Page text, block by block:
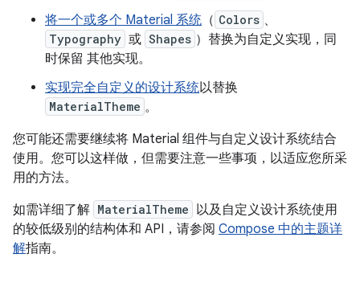
将一个或多个 Material 系统 （ Colors 、
Typography 或 Shapes ）替换为自定义实现，同
时保留 其他实现。
实现完全自定义的设计系统以替换
MaterialTheme 。
您可能还需要继续将 Material 组件与自定义设计系统结合
使用。您可以这样做，但需要注意一些事项，以适应您所采
用的方法。
如需详细了解 MaterialTheme 以及自定义设计系统使用
的较低级别的结构体和 API，请参阅 Compose 中的主题详
解指南。